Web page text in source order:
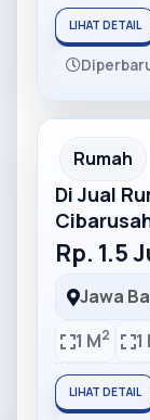
LIHAT DETAIL
Partner
Rumah
Di Jual
Rp. 1.5
Jawa
1 M2 1
LIHAT DETAIL